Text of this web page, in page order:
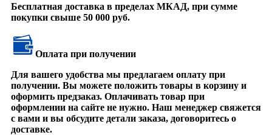
Бесплатная доставка в пределах МКАД, при сумме
покупки свыше 50 000 руб.
Оплата при получении
Для вашего удобства мы предлагаем оплату при
получении. Вы можете положить товары в корзину и
оформить предзаказ. Оплачивать товар при
оформлении на сайте не нужно. Наш менеджер свяжется
с вами и вы обсудите детали заказа, договоритесь о
доставке.